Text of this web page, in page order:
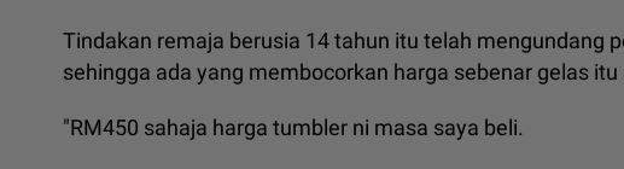
Tindakan remaja berusia 14 tahun itu telah mengundang
sehingga ada yang membocorkan harga sebenar gelas
"RM450 sahaja harga tumbler ni masa saya beli.